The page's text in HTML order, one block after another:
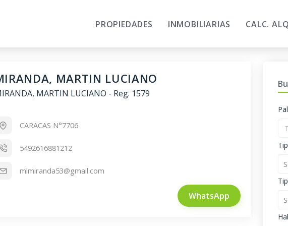
PROPIEDADES INMOBILIARIAS CALC.
MARTIN LUCIANO
MARTIN LUCIANO - Reg. 1579
CARACAS N°7706
5492616881212
mlmiranda53@gmail.com
WhatsApp